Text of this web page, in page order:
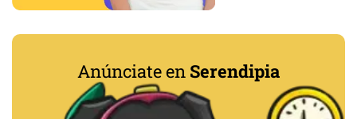
Anúnciate en Serendipia